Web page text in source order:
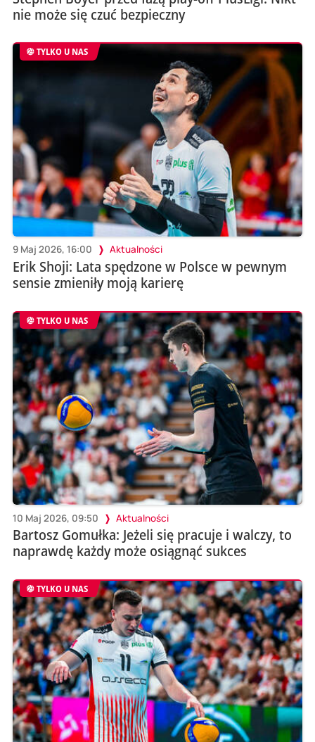
nie może się czuć bezpieczny
TYLKO U NAS
9 Maj 2026, 16:00 Aktualności
Erik Shoji: Lata spędzone w Polsce w pewnym
sensie zmieniły moją karierę
TYLKO U NAS
10 Maj 2026, 09:50 Aktualności
Bartosz Gomułka: Jeżeli się pracuje i walczy, to
naprawdę każdy może osiągnąć sukces
TYLKO U NAS